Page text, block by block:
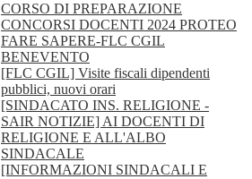
CORSO DI PREPARAZIONE
CONCORSI DOCENTI 2024 PROTEO
FARE SAPERE-FLC CGIL
BENEVENTO
[FLC CGIL] Visite fiscali dipendenti
pubblici, nuovi orari
[SINDACATO INS. RELIGIONE -
SAIR NOTIZIE] AI DOCENTI DI
RELIGIONE E ALL'ALBO
SINDACALE
[INFORMAZIONI SINDACALI E